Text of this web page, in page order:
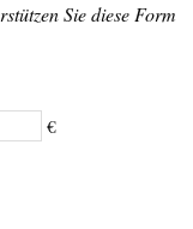
Sie diese Form
€